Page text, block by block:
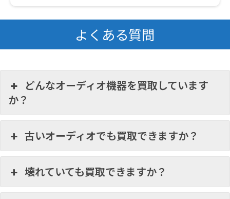
よくある質問
どんなオーディオ機器を買取しています
か？
古いオーディオでも買取できますか？
壊れていても買取できますか？